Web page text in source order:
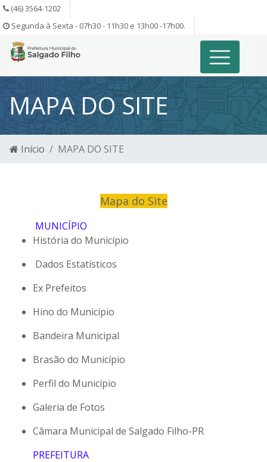
(46) 3564-1202
Segunda à Sexta - 07h30 - 11h30 e 13h00 -17h00.
MAPA DO SITE
Início MAPA DO SITE
Mapa do Site
MUNICÍPIO
História do Município
Dados Estatísticos
Ex Prefeitos
Hino do Município
Bandeira Municipal
Brasão do Município
Perfil do Município
Galeria de Fotos
Câmara Municipal de Salgado Filho-PR
PREFEITURA